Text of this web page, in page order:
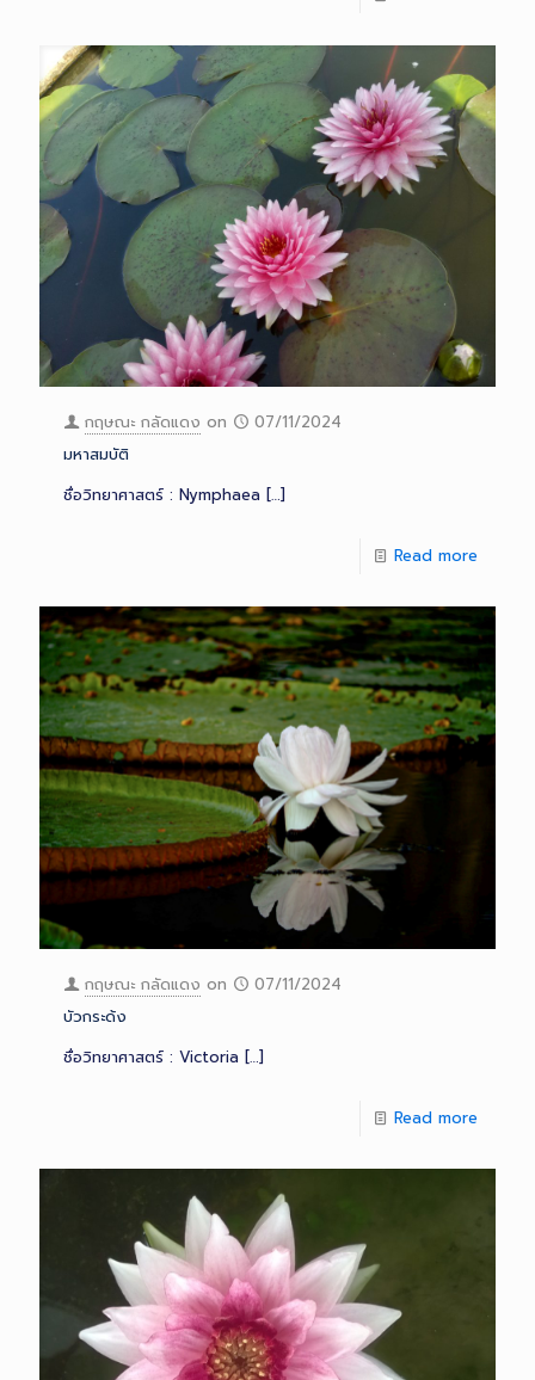
กฤษณะ กลัดแดง on
07/11/2024
มหาสมบัติ
ชื่อวิทยาศาสตร์ : Nymphaea […]
Read more
กฤษณะ กลัดแดง on
07/11/2024
บัวกระด้ง
ชื่อวิทยาศาสตร์ : Victoria […]
Read more